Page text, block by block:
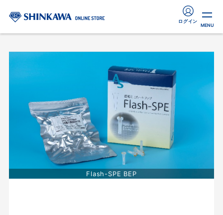
ログイン
MENU
Flash-SPE BEP